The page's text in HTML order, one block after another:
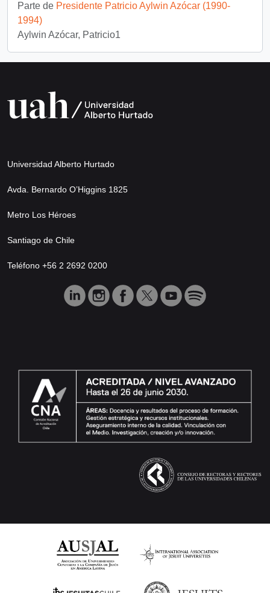
Parte de Presidente Patricio Aylwin Azócar (1990-
1994)
Aylwin Azócar, Patricio1
Universidad Alberto Hurtado
Avda. Bernardo O’Higgins 1825
Metro Los Héroes
Santiago de Chile
Teléfono +56 2 2692 0200